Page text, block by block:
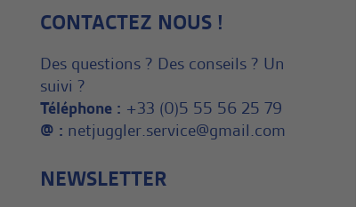
CONTACTEZ NOUS !
Des questions ? Des conseils ? Un
suivi ?
Téléphone : +33 (0)5 55 56 25 79
@ : netjuggler.service@gmail.com
NEWSLETTER